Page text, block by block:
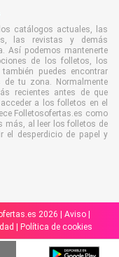
catálogos actuales, las
las revistas y demás
Así podemos mantenerte
de los folletos, los
puedes encontrar
tu zona. Normalmente
recientes antes de que
a los folletos en el
Folletosofertas.es como
más, al leer los folletos de
el desperdicio de papel y
2026 | Aviso|
Política de cookies